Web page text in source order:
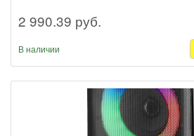
2 990.39 руб.
В наличии